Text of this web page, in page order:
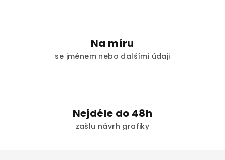
Na míru
se jménem nebo dalšími údaji
Nejdéle do 48h
zašlu návrh grafiky